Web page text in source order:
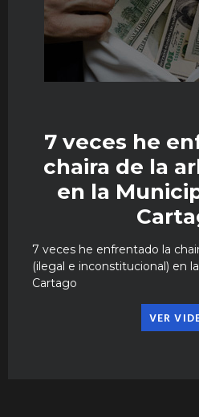
7 veces he
chaira de la
en la
7 veces he enfrentado la
(ilegal e inconstitucional) en
Cartago
VER